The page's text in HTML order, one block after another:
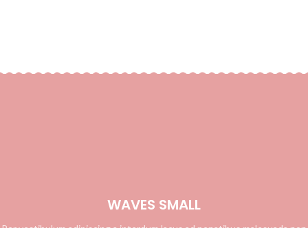
WAVES SMALL